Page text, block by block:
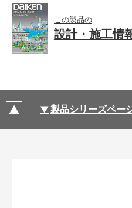
この製品の
設計・施工情
製品シリーズペー